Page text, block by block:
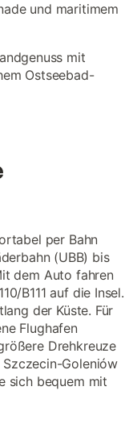
und maritimem
mit
Ostseebad-
per Bahn
(UBB) bis
dem Auto fahren
B111 auf die Insel.
der Küste. Für
Flughafen
Drehkreuze
Szczecin-Goleniów
sich bequem mit